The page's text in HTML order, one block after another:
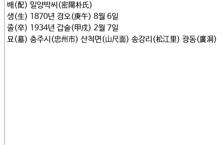
배(配) 밀양박씨(密陽朴氏)
생(生) 1870년 경오(庚午) 8월 6일
졸(卒) 1934년 갑술(甲戌) 2월 7일
묘(墓) 충주시(忠州市) 산척면(山尺面) 송강리(松江里) 광동(廣洞)